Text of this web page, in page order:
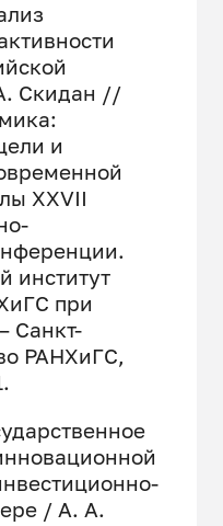
Скидан //
и
XXVII
институт
при
Санкт-
РАНХиГС,
/ А. А.